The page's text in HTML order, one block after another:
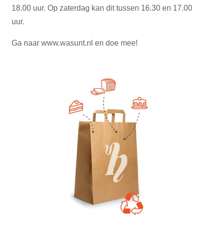
18.00 uur. Op zaterdag kan dit tussen 16.30 en 17.00
uur.
Ga naar www.wasunt.nl en doe mee!